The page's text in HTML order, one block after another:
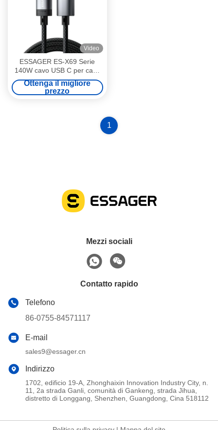
Video
ESSAGER ES-X69 Serie
140W cavo USB C per cavo
di ricarica magnetica
MacBook
Ottenga il migliore
prezzo
1
Mezzi sociali
Contatto rapido
Telefono
86-0755-84571117
E-mail
sales9@essager.cn
Indirizzo
1702, edificio 19-A, Zhonghaixin Innovation Industry City, n.
11, 2a strada Ganli, comunità di Gankeng, strada Jihua,
distretto di Longgang, Shenzhen, Guangdong, Cina 518112